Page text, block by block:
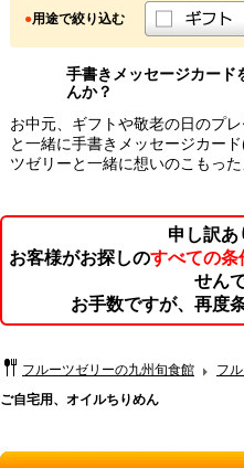
●用途で絞り込む
手書きメッセージカード
んか？
お中元、ギフトや敬老の日のプ
と一緒に手書きメッセージカー
ツゼリーと一緒に想いのこもっ
申し訳あ
お客様がお探しのすべての条
せん
お手数ですが、再度
フルーツゼリーの九州旬食館 フ
ご自宅用、オイルちりめん